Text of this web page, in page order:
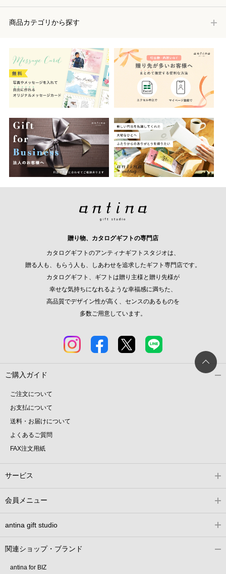
商品カテゴリから探す
贈り物、カタログギフトの専門店
カタログギフトのアンティナギフトスタジオは、
贈る人も、もらう人も、しあわせを追求したギフト専門店です。
カタログギフト、ギフトは贈り主様と贈り先様が
幸せな気持ちになれるような幸福感に満ちた、
高品質でデザイン性が高く、センスのあるものを
多数ご用意しています。
ご購入ガイド
ご注文について
お支払について
送料・お届けについて
よくあるご質問
FAX注文用紙
サービス
会員メニュー
antina gift studio
関連ショップ・ブランド
antina for BIZ